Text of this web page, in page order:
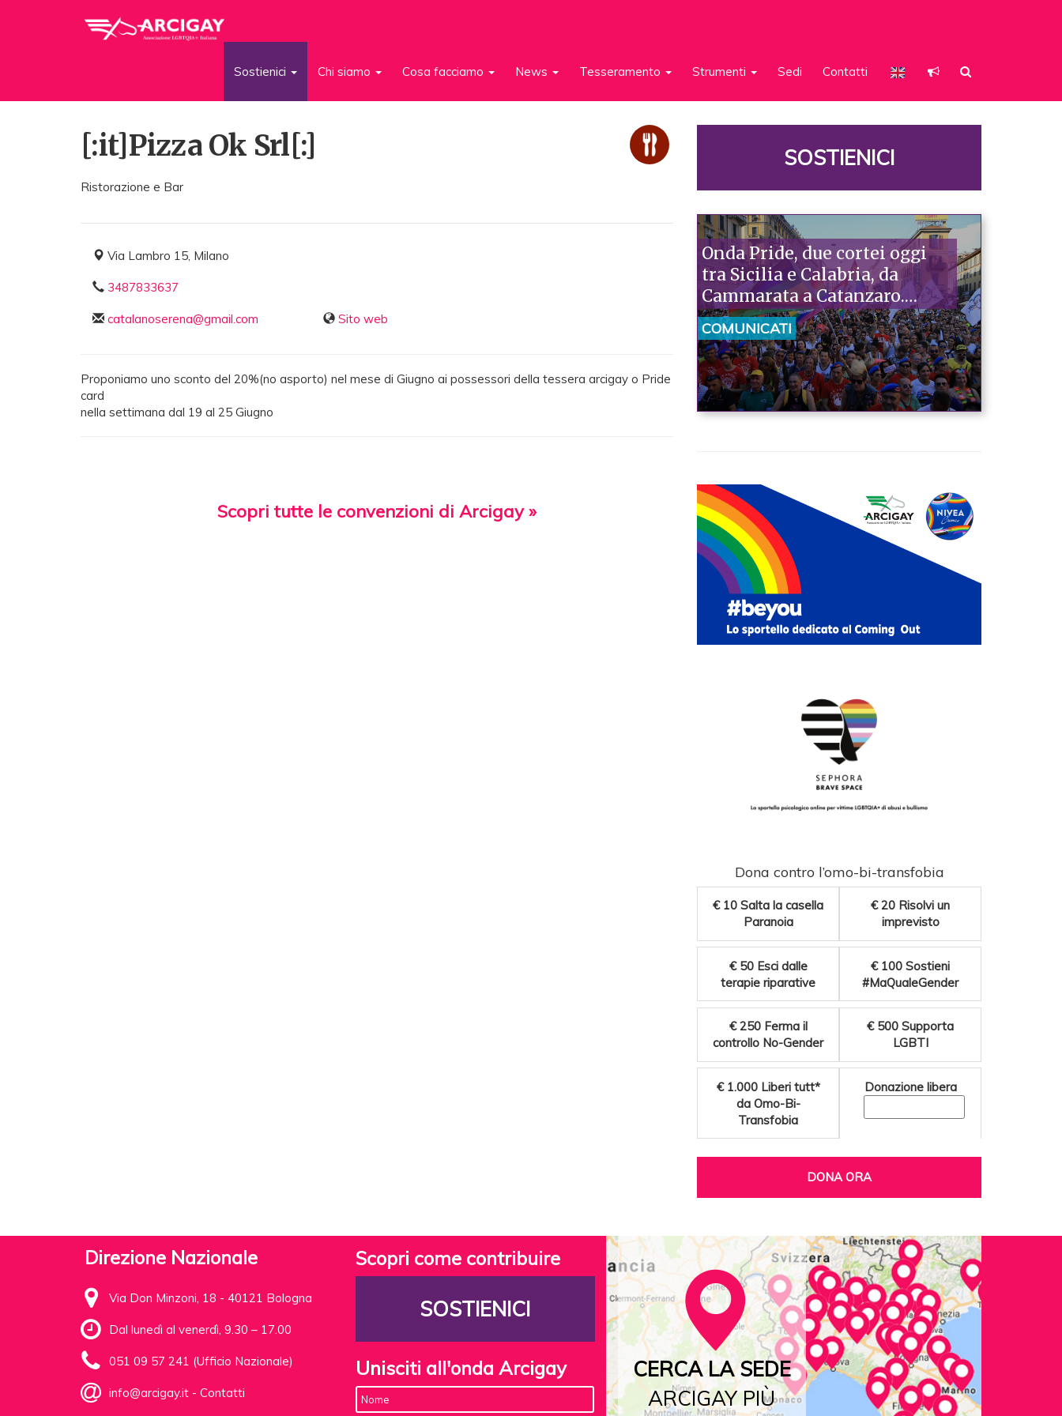
Sostienici Chi siamo Cosa facciamo News Tesseramento Strumenti Sedi Contatti
[:it]Pizza Ok Srl[:]
Ristorazione e Bar
Via Lambro 15, Milano
3487833637
catalanoserena@gmail.com Sito web
Proponiamo uno sconto del 20%(no asporto) nel mese di Giugno ai possessori della tessera arcigay o Pride
card
nella settimana dal 19 al 25 Giugno
Scopri tutte le convenzioni di Arcigay »
SOSTIENICI
Onda Pride, due cortei oggi
tra Sicilia e Calabria, da
Cammarata a Catanzaro.
Piazzoni: «Raccontano la
nostra ostinazione»
COMUNICATI
Dona contro l’omo-bi-transfobia
€ 10 Salta la casella
Paranoia
€ 20 Risolvi un
imprevisto
€ 50 Esci dalle
terapie riparative
€ 100 Sostieni
#MaQualeGender
€ 250 Ferma il
controllo No-Gender
€ 500 Supporta
LGBTI
€ 1.000 Liberi tutt*
da Omo-Bi-
Transfobia
Donazione libera
DONA ORA
Direzione Nazionale
Via Don Minzoni, 18 - 40121 Bologna
Dal lunedì al venerdì, 9.30 – 17.00
051 09 57 241 (Ufficio Nazionale)
info@arcigay.it - Contatti
Scopri come contribuire
SOSTIENICI
Unisciti all'onda Arcigay
CERCA LA SEDE
ARCIGAY PIÙ